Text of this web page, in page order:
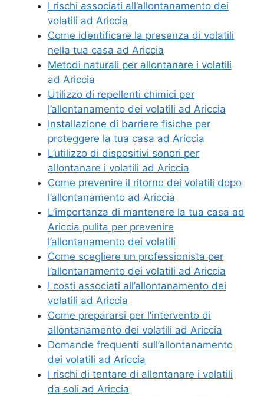
I rischi associati all’allontanamento dei
volatili ad Ariccia
Come identificare la presenza di volatili
nella tua casa ad Ariccia
Metodi naturali per allontanare i volatili
ad Ariccia
Utilizzo di repellenti chimici per
l’allontanamento dei volatili ad Ariccia
Installazione di barriere fisiche per
proteggere la tua casa ad Ariccia
L’utilizzo di dispositivi sonori per
allontanare i volatili ad Ariccia
Come prevenire il ritorno dei volatili dopo
l’allontanamento ad Ariccia
L’importanza di mantenere la tua casa ad
Ariccia pulita per prevenire
l’allontanamento dei volatili
Come scegliere un professionista per
l’allontanamento dei volatili ad Ariccia
I costi associati all’allontanamento dei
volatili ad Ariccia
Come prepararsi per l’intervento di
allontanamento dei volatili ad Ariccia
Domande frequenti sull’allontanamento
dei volatili ad Ariccia
I rischi di tentare di allontanare i volatili
da soli ad Ariccia